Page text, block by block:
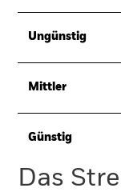
Ungünstig
Mittler
Günstig
Das